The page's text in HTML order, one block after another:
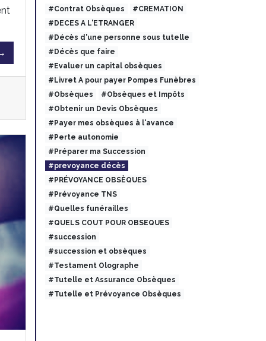
#Contrat Obsèques
#CREMATION
#DECES A L'ETRANGER
#Décès d'une personne sous tutelle
#Décès que faire
#Evaluer un capital obsèques
#Livret A pour payer Pompes Funèbres
#Obsèques
#Obsèques et Impôts
#Obtenir un Devis Obsèques
#Payer mes obsèques à l'avance
#Perte autonomie
#Préparer ma Succession
#prevoyance décès
#PRÉVOYANCE OBSÈQUES
#Prévoyance TNS
#Quelles funérailles
#QUELS COUT POUR OBSEQUES
#succession
#succession et obsèques
#Testament Olographe
#Tutelle et Assurance Obsèques
#Tutelle et Prévoyance Obsèques